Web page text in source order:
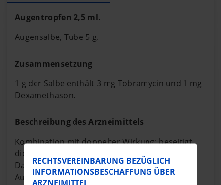
Augentropfen 2,5 ml.
Augensalbe, Tube 5 g.
Zusammensetzung
1 g der Salbe enthält 3 mg Tobramycin und 1 mg
Dexamethason.
Beschreibung des Arzneimittels
Kombination mit doppelter Wirkung: beseitigt
die Infektion und vermindert die Entzündung.
Das Arzneimittel wird zur Minderung der
Augenentzündung angewendet, bei der
Wir verwenden Cookies.
RECHTSVEREINBARUNG BEZÜGLICH
INFORMATIONSBESCHAFFUNG ÜBER
ARZNEIMITTEL